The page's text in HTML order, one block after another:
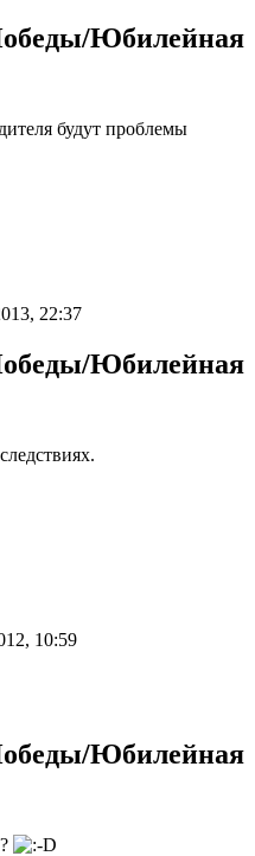
Юбилейная
будут проблемы
22:37
Юбилейная
10:59
Юбилейная